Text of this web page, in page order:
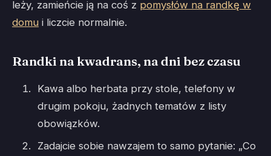
leży, zamieńcie ją na coś z pomysłów na randkę w
domu i liczcie normalnie.
Randki na kwadrans, na dni bez czasu
Kawa albo herbata przy stole, telefony w
drugim pokoju, żadnych tematów z listy
obowiązków.
Zadajcie sobie nawzajem to samo pytanie: „Co